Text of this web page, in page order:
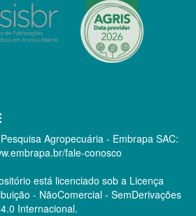
Agropecuária - Embrapa SAC:
fale-conosco
está licenciado sob a Licença
- NãoComercial - SemDerivações
4.0 Internacional.